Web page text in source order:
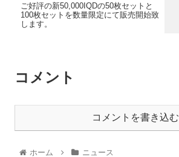
ご好評の新50,000IQDの50枚セットと
100枚セットを数量限定にて販売開始致
します。
コメント
コメントを書き込む
ホーム ニュース